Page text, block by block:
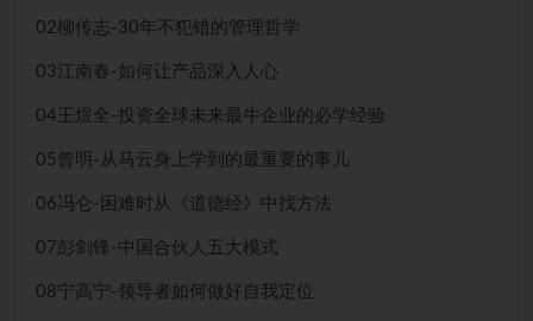
02柳传志-30年不犯错的管理哲学
03江南春-如何让产品深入人心
04王煜全-投资全球未来最牛企业的必学经验
05曾明-从马云身上学到的最重要的事儿
06冯仑-困难时从《道德经》中找方法
07彭剑锋-中国合伙人五大模式
08宁高宁-领导者如何做好自我定位